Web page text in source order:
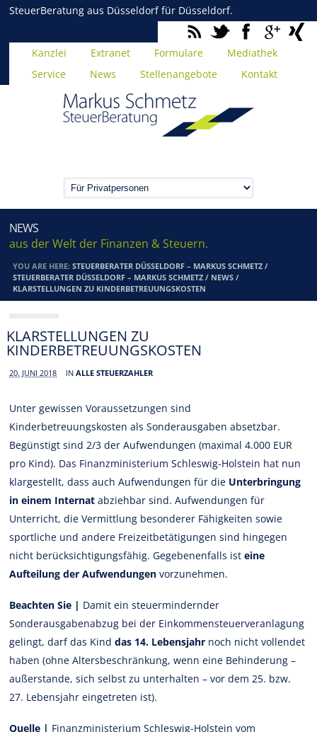
SteuerBeratung aus Düsseldorf für Düsseldorf.
Kanzlei Extranet Formulare
Mediathek
Service
News Stellenangebote Kontakt
NEWS
aus der Welt der Finanzen & Steuern.
YOU ARE HERE:STEUERBERATER DÜSSELDORF – MARKUS SCHMETZ /
STEUERBERATER DÜSSELDORF – MARKUS SCHMETZ / NEWS /
KLARSTELLUNGEN ZU KINDERBETREUUNGSKOSTEN
KLARSTELLUNGEN ZU
KINDERBETREUUNGSKOSTEN
20. JUNI 2018 INALLE STEUERZAHLER
Unter gewissen Voraussetzungen sind
Kinderbetreuungskosten als Sonderausgaben absetzbar.
Begünstigt sind 2/3 der Aufwendungen (maximal 4.000 EUR
pro Kind). Das Finanzministerium Schleswig-Holstein hat nun
klargestellt, dass auch Aufwendungen für die Unterbringung
in einem Internat abziehbar sind. Aufwendungen für
Unterricht, die Vermittlung besonderer Fähigkeiten sowie
sportliche und andere Freizeitbetätigungen sind hingegen
nicht berücksichtigungsfähig. Gegebenenfalls isteine
Aufteilung der Aufwendungenvorzunehmen.
Beachten Sie | Damit ein steuermindernder
Sonderausgabenabzug bei der Einkommensteuerveranlagung
gelingt, darf das Kinddas 14. Lebensjahr noch nicht vollendet
haben (ohne Altersbeschränkung, wenn eine Behinderung –
außerstande, sich selbst zu unterhalten – vor dem 25. bzw.
27. Lebensjahr eingetreten ist).
Quelle | Finanzministerium Schleswig-Holstein vom